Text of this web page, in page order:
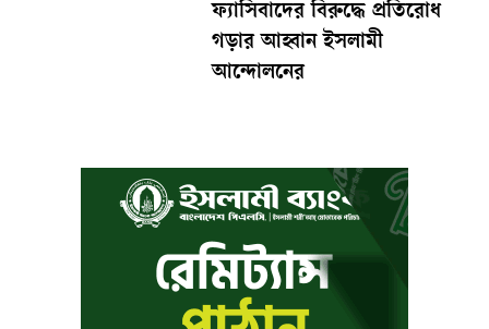
ফ্যাসিবাদের বিরুদ্ধে প্রতিরোধ
গড়ার আহ্বান ইসলামী
আন্দোলনের